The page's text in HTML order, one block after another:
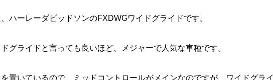
ハーレーダビッドソンのFXDWGワイドグライドです。
グライドと言っても良いほど、メジャーで人気な車種です。
置いているので、ミッドコントロールがメインなのですが、ワイドグライ